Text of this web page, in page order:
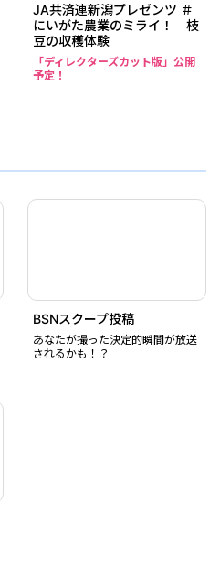
JA共済連新潟プレゼンツ ＃
にいがた農業のミライ！ 枝
豆の収穫体験
「ディレクターズカット版」公開
予定！
BSNスクープ投稿
あなたが撮った決定的瞬間が放送
されるかも！？